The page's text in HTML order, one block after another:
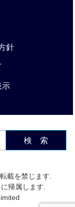
針
示
検 索
載を禁じます.
帰属します.